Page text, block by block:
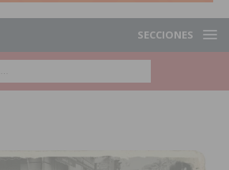
SECCIONES